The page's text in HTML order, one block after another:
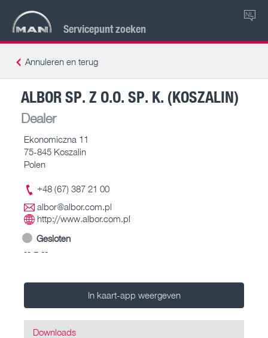
Servicepunt zoeken
NL
Annuleren en terug
ALBOR SP. Z O.O. SP. K. (KOSZALIN)
Dealer
Ekonomiczna 11
75-845 Koszalin
Polen
+48 (67) 387 21 00
albor@albor.com.pl
http://www.albor.com.pl
Gesloten
-- – --
In kaart-app weergeven
Downloads